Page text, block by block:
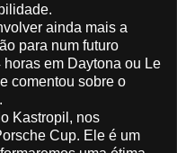
ainda mais a
para num futuro
em Daytona ou Le
comentou sobre o
Kastropil, nos
Cup. Ele é um